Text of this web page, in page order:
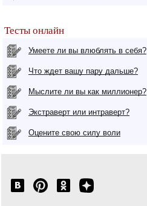
Тесты онлайн
Умеете ли вы влюблять в себя?
Что ждет вашу пару дальше?
Мыслите ли вы как миллионер?
Экстраверт или интраверт?
Оцените свою силу воли